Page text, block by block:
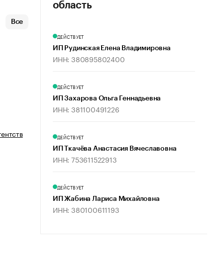
Все
область
ДЕЙСТВУЕТ
ИП Рудинская Елена Владимировна
ИНН: 380895802400
ДЕЙСТВУЕТ
ИП Захарова Ольга Геннадьевна
ИНН: 381100491226
ДЕЙСТВУЕТ
ИП Ткачёва Анастасия Вячеславовна
ИНН: 753611522913
ДЕЙСТВУЕТ
ИП Жабина Лариса Михайловна
ИНН: 380100611193